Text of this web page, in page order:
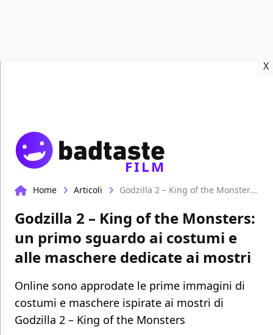
X
FILM
Home Articoli Godzilla 2 – King of the Monsters: un primo sguardo ai costumi e alle maschere dedicate ai mostri
Godzilla 2 – King of the Monsters:
un primo sguardo ai costumi e
alle maschere dedicate ai mostri
Online sono approdate le prime immagini di
costumi e maschere ispirate ai mostri di
Godzilla 2 – King of the Monsters